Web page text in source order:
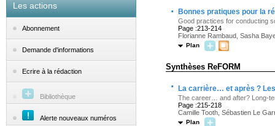
Les actions
Abonnement
Demande d'informations
Ecrire à la rédaction
Bibliothèque
Alerte nouveaux numéros
· Bonnes pratiques pour la
Good practices for conducting
Page :213-214
Florianne Rambaud, Sasha
Plan
Synthèses ReFORM
· La carrière… et après ?
The career… and after? Long-
Page :215-218
Camille Tooth, Sébastien Le
Plan